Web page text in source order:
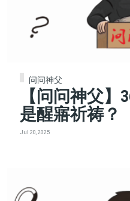
问问神父
【问问神父】
是醒寤祈祷？
Jul 20, 2025